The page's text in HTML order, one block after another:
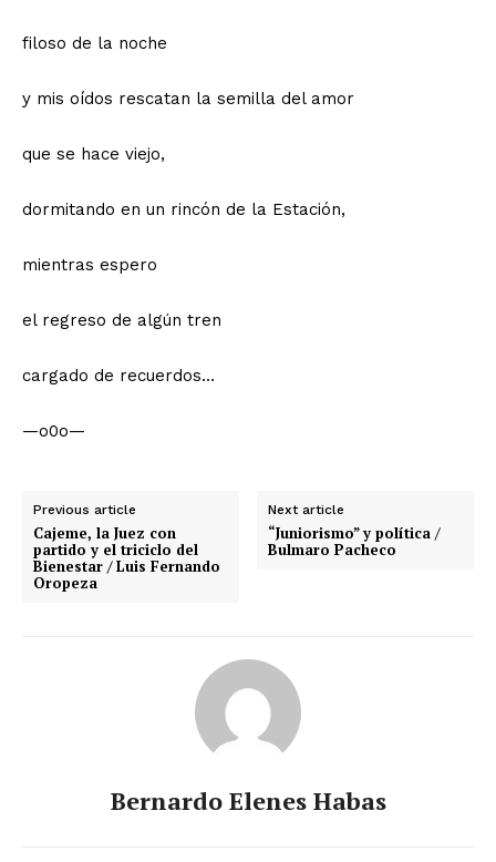
filoso de la noche
y mis oídos rescatan la semilla del amor
que se hace viejo,
dormitando en un rincón de la Estación,
mientras espero
el regreso de algún tren
cargado de recuerdos…
—o0o—
Previous article
Cajeme, la Juez con
partido y el triciclo del
Bienestar / Luis Fernando
Oropeza
Next article
“Juniorismo” y política /
Bulmaro Pacheco
Bernardo Elenes Habas